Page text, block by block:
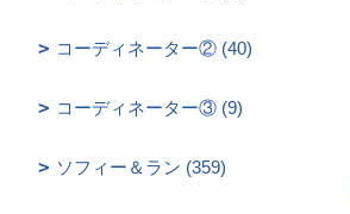
コーディネーター② (40)
コーディネーター③ (9)
ソフィー＆ラン (359)